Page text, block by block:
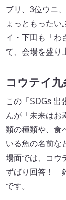
ブリ、3位ウニ
ょっともったい
イ・下田も「わ
て、会場を盛り
コウテイ
この「SDGs 出
んが「未来はお
類の種類や、食
いる魚の名前な
場面では、コウ
ずばり回答！
です。